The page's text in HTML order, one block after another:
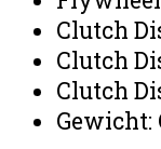
Clutch
Clutch
Clutch
Gewicht: